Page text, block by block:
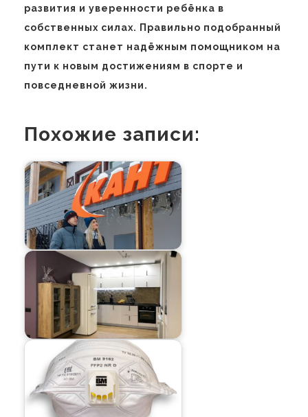
развития и уверенности ребёнка в
собственных силах. Правильно подобранный
комплект станет надёжным помощником на
пути к новым достижениям в спорте и
повседневной жизни.
Похожие записи: